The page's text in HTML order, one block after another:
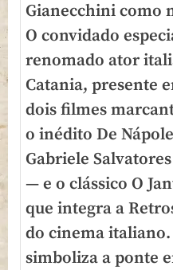
Gianecchini como
O convidado
renomado ator
Catania, presente
doisfilmes
o inédito De
Gabriele
— e o clássico O
que integra a
do cinema italiano.
simboliza a ponte